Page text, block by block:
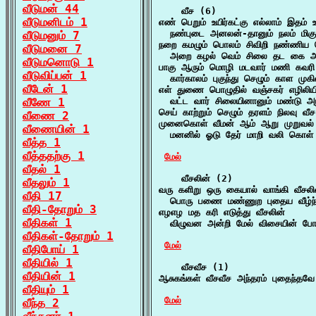
வீடுமன் 44
வீடுமனிடம் 1
வீடுமனும் 7
வீடுமனை 7
வீடுமனொடு 1
வீடுவிப்பன் 1
வீடேன் 1
வீணே 1
வீணை 2
வீணையின் 1
வீத்த 1
வீத்ததற்கு 1
வீதல் 1
வீதலும் 1
வீதி 17
வீதி-தோறும் 3
வீதிகள் 1
வீதிகள்-தோறும் 1
வீதிபோய் 1
வீதியில் 1
வீதியின் 1
வீதியும் 1
வீந்த 2
    வீச (6)
எண் பெறும் உயிர்கட்கு எல்லாம் இதம்
நண்புடை அனலன்-தானும் நலம்
நறை கமழும் பொலம் சிவிறி நண்ணிய
அறை கழல் வெம் சிலை தட கை
பாகு ஆரும் மொழி மடவார் மணி
கார்காலம் புகுந்து செழும் காள
எள் துணை பொழுதில் வஞ்சகர்
வட்ட வார் சிலையினானும் மண்டு
செய் காற்றும் செழும் தரளம் நிலவு
முனைகொள் வீமன் ஆம் ஆறு முறுவல்
மனனில் ஓடு தேர் மாறி வலி
மேல்
    வீசலின் (2)
வரு களிறு ஒரு கையால் வாங்கி
பொரு பணை மண்ணுற புதைய
எழஎழ மத கரி எடுத்து வீசலின்
விழுவன அன்றி மேல் விசையின்
மேல்
    வீசவீச (1)
ஆசுகங்கள் வீசவீச அந்தரம்
மேல்